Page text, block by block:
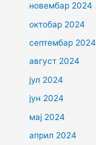
новембар 2024
октобар 2024
септембар 2024
август 2024
јул 2024
јун 2024
мај 2024
април 2024